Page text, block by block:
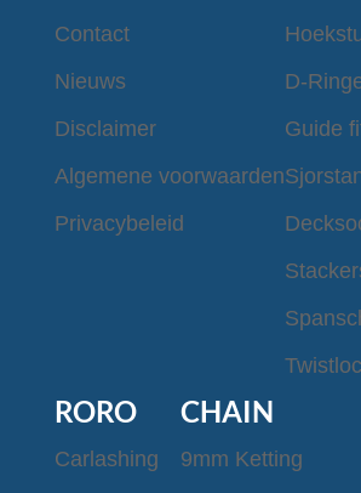
Contact
Nieuws
Disclaimer
Algemene voorwaarden
Privacybeleid
D-
Guide
RORO
Carlashing
CHAIN
9mm Ketting